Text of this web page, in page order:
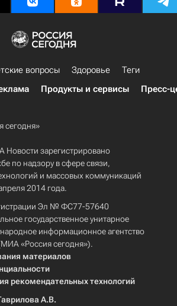
вопросы Здоровье
Теги
Продукты и сервисы Пресс-
сегодня»
Новости зарегистрировано
по надзору в сфере связи,
и массовых коммуникаций
2014 года.
Эл № ФС77-57640
государственное унитарное
информационное агентство
«Россия сегодня»).
материалов
рекомендательных технологий
А.В.